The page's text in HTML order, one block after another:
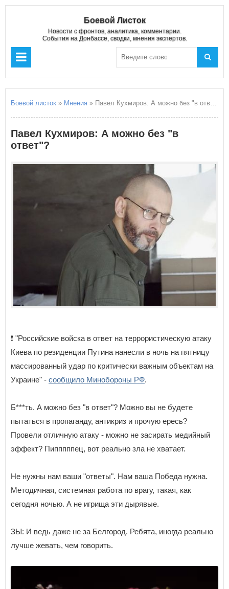
Боевой Листок
Новости с фронтов, аналитика, комментарии.
События на Донбассе, сводки, мнения экспертов.
Боевой листок » Мнения » Павел Кухмиров: А можно без "в ответ"?
Павел Кухмиров: А можно без "в
ответ"?
❗️ "Российские войска в ответ на террористическую атаку
Киева по резиденции Путина нанесли в ночь на пятницу
массированный удар по критически важным объектам на
Украине" - сообщило Минобороны РФ.
Б***ть. А можно без "в ответ"? Можно вы не будете
пытаться в пропаганду, антикриз и прочую ересь?
Провели отличную атаку - можно не засирать медийный
эффект? Пипппппец, вот реально зла не хватает.
Не нужны нам ваши "ответы". Нам ваша Победа нужна.
Методичная, системная работа по врагу, такая, как
сегодня ночью. А не игрища эти дырявые.
ЗЫ: И ведь даже не за Белгород. Ребята, иногда реально
лучше жевать, чем говорить.